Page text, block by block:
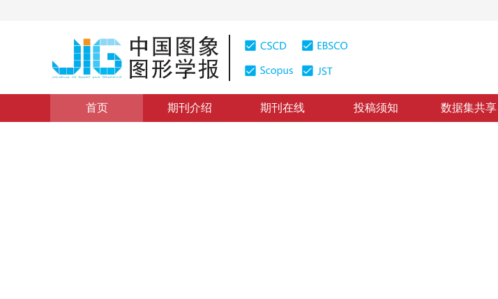
首页 期刊介绍 期刊在线 投稿须知 数据集共享